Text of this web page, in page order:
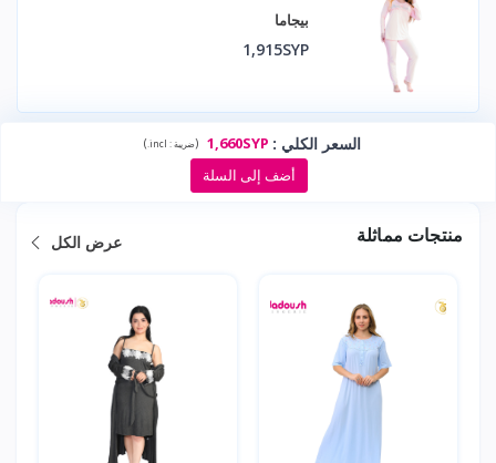
بيجاما
1,915SYP
السعر الكلي :
1,660SYP
(ضريبة : incl.
)
أضف إلى السلة
منتجات مماثلة عرض الكل